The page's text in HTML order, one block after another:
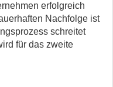
erfolgreich
Nachfolge ist
schreitet
für das zweite